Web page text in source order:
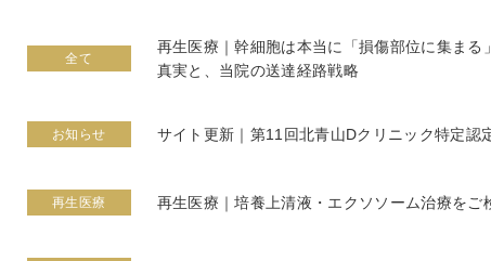
全て
再生医療｜幹細胞は本当に「損傷部位に集ま
真実と、当院の送達経路戦略
お知らせ サイト更新｜第11回北青山Dクリニック特定
再生医療 再生医療｜培養上清液・エクソソーム治療をご